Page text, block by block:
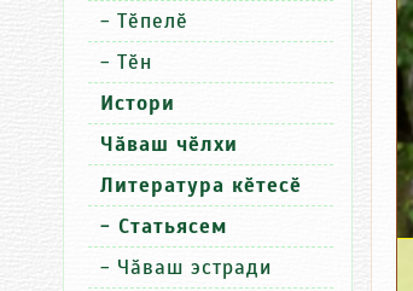
- Тӗпелӗ
- Тӗн
Истори
Чӑваш чӗлхи
Литература кӗтесӗ
- Статьясем
- Чӑваш эстради